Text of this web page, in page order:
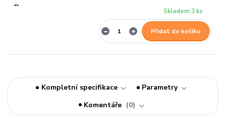
Skladem 3 ks
Přidat do košíku
Kompletní specifikace
Parametry
Komentáře
0